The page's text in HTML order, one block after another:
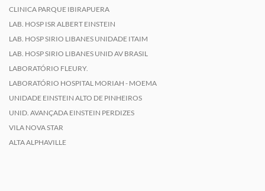
CLINICA PARQUE IBIRAPUERA
LAB. HOSP ISR ALBERT EINSTEIN
LAB. HOSP SIRIO LIBANES UNIDADE ITAIM
LAB. HOSP SIRIO LIBANES UNID AV BRASIL
LABORATÓRIO FLEURY.
LABORATÓRIO HOSPITAL MORIAH - MOEMA
UNIDADE EINSTEIN ALTO DE PINHEIROS
UNID. AVANÇADA EINSTEIN PERDIZES
VILA NOVA STAR
ALTA ALPHAVILLE